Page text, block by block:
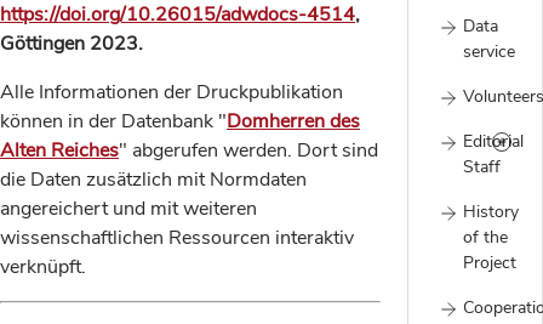
Data
service
Volunteers
Editorial
Staff
History
of the
Project
https://doi.org/10.26015/adwdocs-4514,
Göttingen 2023.
Alle Informationen der Druckpublikation
können in der Datenbank "Domherren des
Alten Reiches" abgerufen werden. Dort sind
die Daten zusätzlich mit Normdaten
angereichert und mit weiteren
wissenschaftlichen Ressourcen interaktiv
verknüpft.